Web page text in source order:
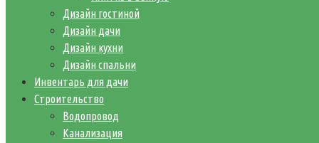
Дизайн гостиной
Дизайн дачи
Дизайн кухни
Дизайн спальни
Инвентарь для дачи
Строительство
Водопровод
Канализация